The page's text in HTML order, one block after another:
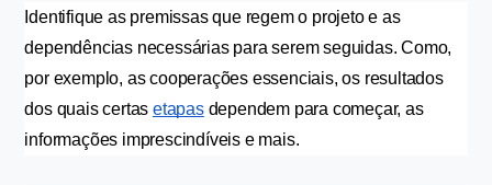
Identifique as premissas que regem o projeto e as
dependências necessárias para serem seguidas. Como,
por exemplo, as cooperações essenciais, os resultados
dos quais certas etapas dependem para começar, as
informações imprescindíveis e mais.